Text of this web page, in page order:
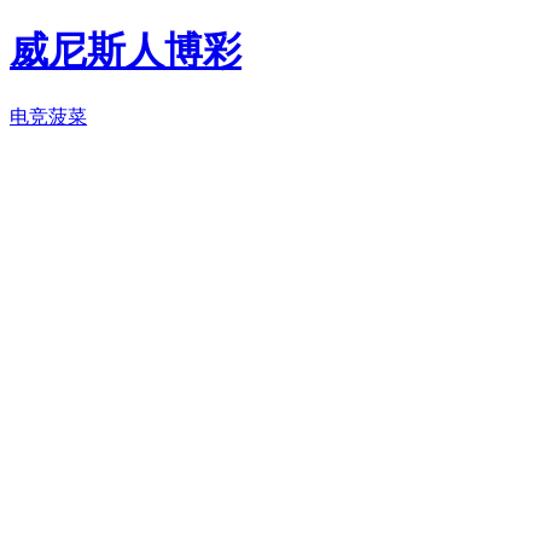
威尼斯人博彩
电竞菠菜